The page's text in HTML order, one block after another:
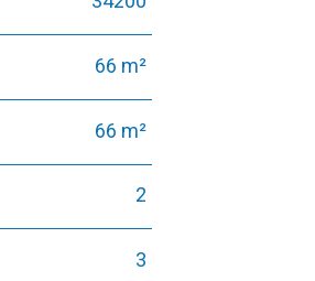
66 m²
66 m²
2
3